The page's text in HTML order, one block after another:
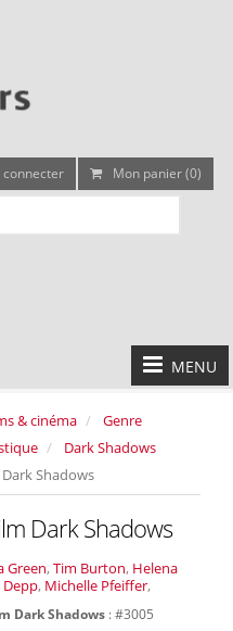
connecter Mon panier (0)
MENU
& cinéma
Genre
Dark Shadows
Shadows
Dark Shadows
Green, Tim Burton, Helena
Depp, Michelle Pfeiffer,
Dark Shadows : #3005